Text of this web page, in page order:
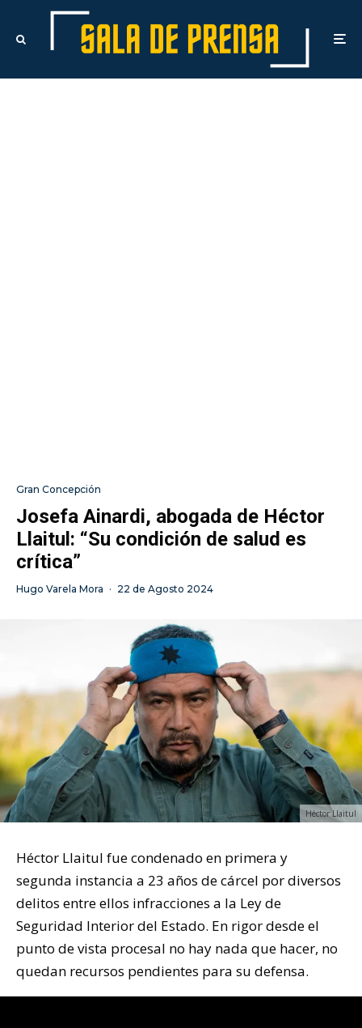
Gran Concepción
Josefa Ainardi, abogada de Héctor
Llaitul: “Su condición de salud es
crítica”
Hugo Varela Mora · 22 de Agosto 2024
Héctor Llaitul
Héctor Llaitul fue condenado en primera y
segunda instancia a 23 años de cárcel por diversos
delitos entre ellos infracciones a la Ley de
Seguridad Interior del Estado. En rigor desde el
punto de vista procesal no hay nada que hacer, no
quedan recursos pendientes para su defensa.